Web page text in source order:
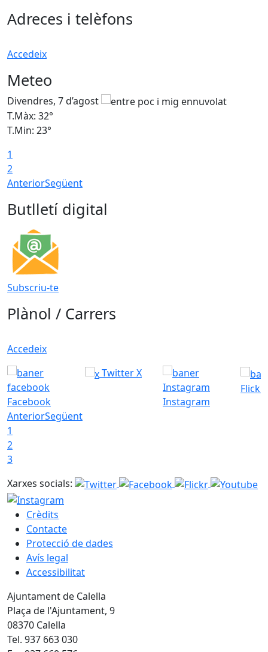
Adreces i telèfons
Accedeix
Meteo
Divendres, 7 d’agost
T.Màx: 32°
T.Min: 23°
1
2
AnteriorSegüent
Butlletí digital
Subscriu-te
Plànol / Carrers
Accedeix
Facebook
Twitter X
Instagram
Flickr
AnteriorSegüent
1
2
3
Xarxes socials:
Crèdits
Contacte
Protecció de dades
Avís legal
Accessibilitat
Ajuntament de Calella
Plaça de l'Ajuntament, 9
08370 Calella
Tel. 937 663 030